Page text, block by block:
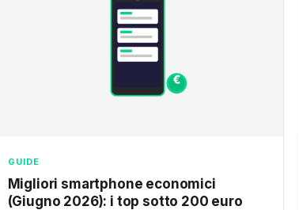
GUIDE
Migliori smartphone economici
(Giugno 2026): i top sotto 200 euro